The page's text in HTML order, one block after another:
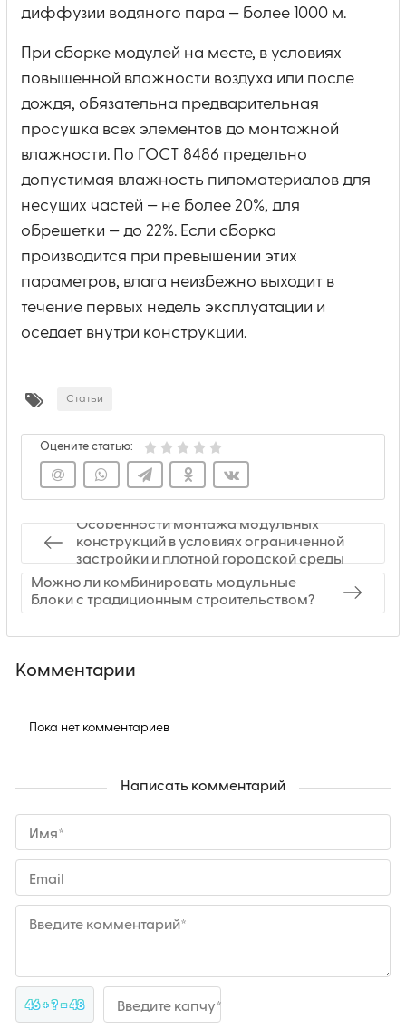
диффузии водяного пара — более 1000 м.
При сборке модулей на месте, в условиях
повышенной влажности воздуха или после
дождя, обязательна предварительная
просушка всех элементов до монтажной
влажности. По ГОСТ 8486 предельно
допустимая влажность пиломатериалов для
несущих частей — не более 20%, для
обрешетки — до 22%. Если сборка
производится при превышении этих
параметров, влага неизбежно выходит в
течение первых недель эксплуатации и
оседает внутри конструкции.
Статьи
Оцените статью:
Особенности монтажа модульных
конструкций в условиях ограниченной
застройки и плотной городской среды
Можно ли комбинировать модульные
блоки с традиционным строительством?
Комментарии
Пока нет комментариев
Написать комментарий
Имя*
Email
Введите комментарий*
46 + ? = 48 Введите капчу*